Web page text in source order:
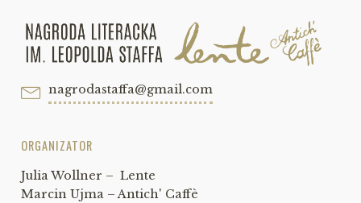
nagrodastaffa@gmail.com
ORGANIZATOR
Julia Wollner – Lente
Marcin Ujma – Antich' Caffè